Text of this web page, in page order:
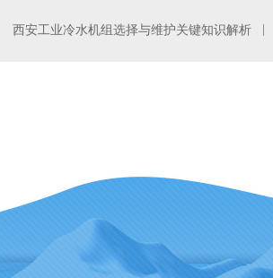
西安工业冷水机组选择与维护关键知识解析